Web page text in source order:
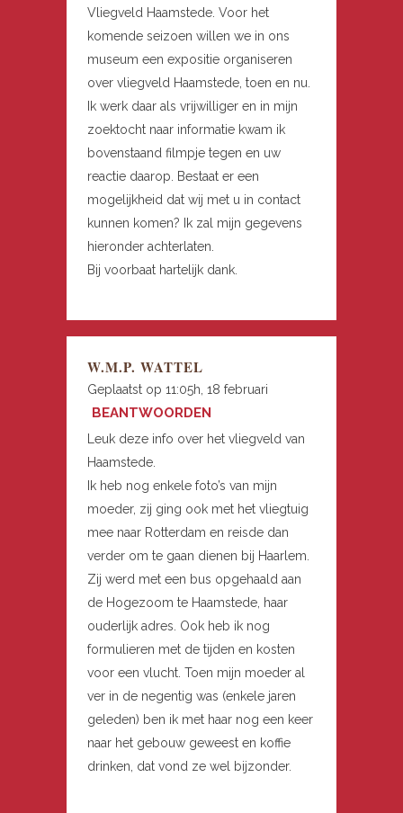
Vliegveld Haamstede. Voor het
komende seizoen willen we in ons
museum een expositie organiseren
over vliegveld Haamstede, toen en nu.
Ik werk daar als vrijwilliger en in mijn
zoektocht naar informatie kwam ik
bovenstaand filmpje tegen en uw
reactie daarop. Bestaat er een
mogelijkheid dat wij met u in contact
kunnen komen? Ik zal mijn gegevens
hieronder achterlaten.
Bij voorbaat hartelijk dank.
W.M.P. WATTEL
Geplaatst op 11:05h, 18 februari
BEANTWOORDEN
Leuk deze info over het vliegveld van
Haamstede.
Ik heb nog enkele foto’s van mijn
moeder, zij ging ook met het vliegtuig
mee naar Rotterdam en reisde dan
verder om te gaan dienen bij Haarlem.
Zij werd met een bus opgehaald aan
de Hogezoom te Haamstede, haar
ouderlijk adres. Ook heb ik nog
formulieren met de tijden en kosten
voor een vlucht. Toen mijn moeder al
ver in de negentig was (enkele jaren
geleden) ben ik met haar nog een keer
naar het gebouw geweest en koffie
drinken, dat vond ze wel bijzonder.